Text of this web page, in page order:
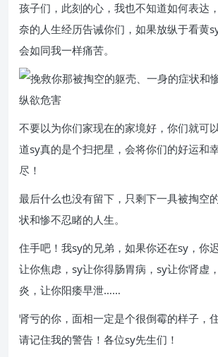
孩子们，此刻的心，我也不知道如何表达
奈的人生经历告诫你们，如果放纵于看黄
会如同我一样痛苦。
不要以为你们家现在的家境好，你们就可
道sy真的是个扫把星，会将你们的好运和
尽！
最后什么也没有留下，只剩下一具被掏空
状和惨不忍睹的人生。
住手吧！我sy的兄弟，如果你还在sy，你
让你焦虑，sy让你得肠胃病，sy让你肾虚
炎，让你阳痿早泄……
肾亏的你，面相一定是个很倒霉的样子，
请记住我的警告！各位sy先生们！